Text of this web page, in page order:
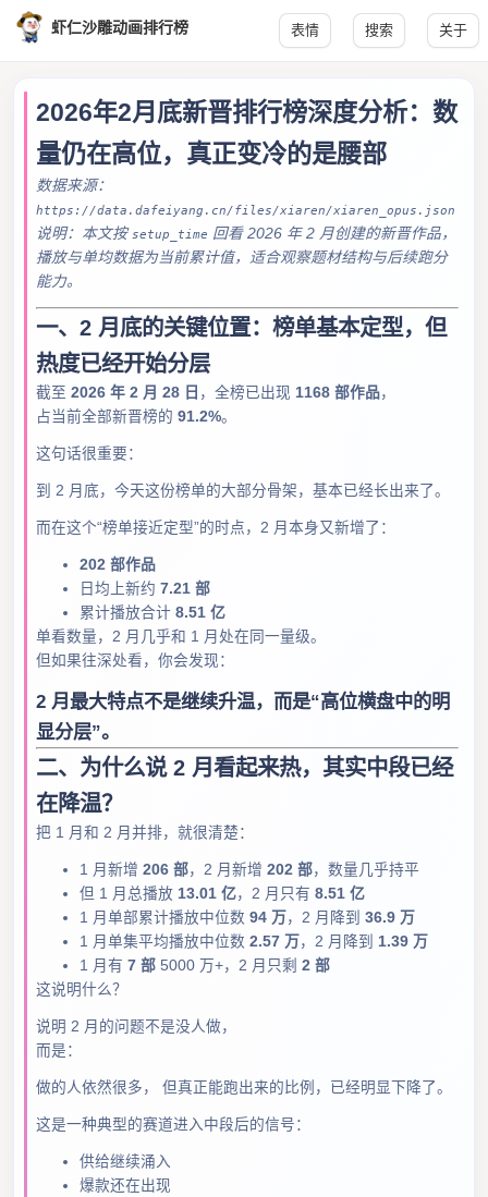
虾仁沙雕动画排行榜 表情 搜索 关于
2026年2月底新晋排行榜深度分析：数
量仍在高位，真正变冷的是腰部
数据来源：
https://data.dafeiyang.cn/files/xiaren/xiaren_opus.json
说明：本文按setup_time 回看 2026 年 2 月创建的新晋作品，
播放与单均数据为当前累计值，适合观察题材结构与后续跑分
能力。
一、2 月底的关键位置：榜单基本定型，但
热度已经开始分层
截至 2026 年 2 月 28 日 ，全榜已出现 1168 部作品，
占当前全部新晋榜的 91.2%。
这句话很重要：
到 2 月底，今天这份榜单的大部分骨架，基本已经长出来了。
而在这个“榜单接近定型”的时点，2 月本身又新增了：
202 部作品
日均上新约 7.21 部
累计播放合计 8.51 亿
单看数量，2 月几乎和 1 月处在同一量级。
但如果往深处看，你会发现：
2 月最大特点不是继续升温，而是“高位横盘中的明
显分层”。
二、为什么说 2 月看起来热，其实中段已经
在降温？
把 1 月和 2 月并排，就很清楚：
1 月新增 206 部，2 月新增 202 部，数量几乎持平
但 1 月总播放 13.01 亿，2 月只有 8.51 亿
1 月单部累计播放中位数 94 万 ，2 月降到 36.9 万
1 月单集平均播放中位数 2.57 万 ，2 月降到 1.39 万
1 月有 7 部 5000 万+，2 月只剩 2 部
这说明什么？
说明 2 月的问题不是没人做，
而是：
做的人依然很多， 但真正能跑出来的比例，已经明显下降了。
这是一种典型的赛道进入中段后的信号：
供给继续涌入
爆款还在出现